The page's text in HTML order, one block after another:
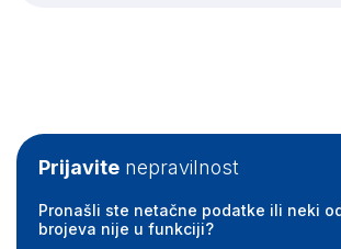
Prijavite nepravilnost
Pronašli ste netačne podatke ili neki
brojeva nije u funkciji?